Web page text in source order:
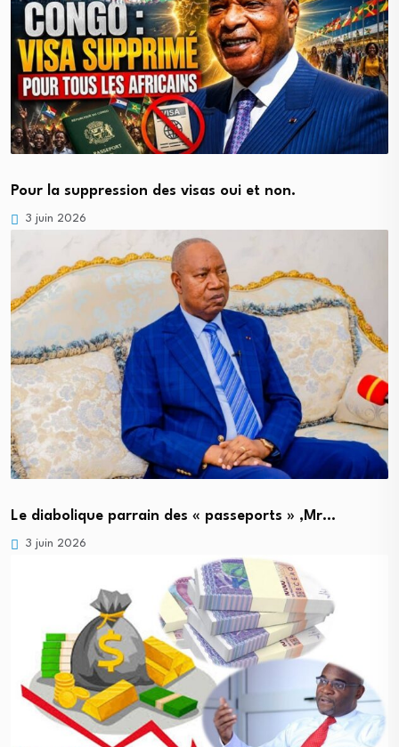
Pour la suppression des visas oui et non.
3 juin 2026
Le diabolique parrain des « passeports » ,Mr…
3 juin 2026